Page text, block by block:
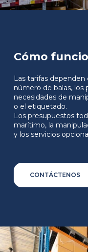
Cómo
Las tarifas dependen
número de balas, los
necesidades de
o el etiquetado.
Los presupuestos
marítimo, la
y los servicios
CONTÁCTENOS